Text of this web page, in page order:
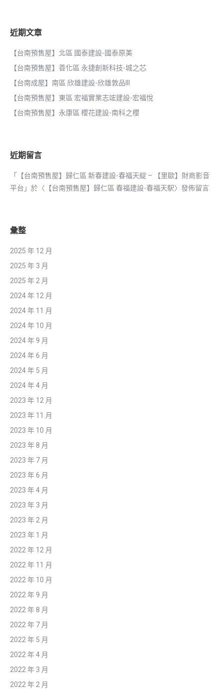
近期文章
【台南預售屋】北區 國泰建設-國泰原美
【台南預售屋】善化區 永捷創新科技-城之芯
【台南成屋】南區 欣雄建設-欣雄敦品III
【台南預售屋】東區 宏福實業志竤建設-宏福悅
【台南預售屋】永康區 櫻花建設-南科之櫻
近期留言
「
【台南預售屋】歸仁區 新春建設-春福天綻 – 【里歐】財商影音
平台 」於〈 【台南預售屋】歸仁區 春福建設-春福天駅〉發佈留言
彙整
2025 年 12 月
2025 年 3 月
2025 年 2 月
2024 年 12 月
2024 年 11 月
2024 年 10 月
2024 年 9 月
2024 年 6 月
2024 年 5 月
2024 年 4 月
2023 年 12 月
2023 年 11 月
2023 年 10 月
2023 年 8 月
2023 年 7 月
2023 年 6 月
2023 年 4 月
2023 年 3 月
2023 年 2 月
2023 年 1 月
2022 年 12 月
2022 年 11 月
2022 年 10 月
2022 年 9 月
2022 年 8 月
2022 年 7 月
2022 年 5 月
2022 年 4 月
2022 年 3 月
2022 年 2 月